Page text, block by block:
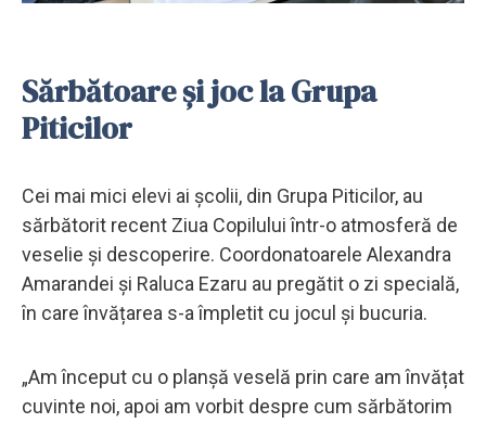
Sărbătoare și joc la Grupa
Piticilor
Cei mai mici elevi ai școlii, din Grupa Piticilor, au
sărbătorit recent Ziua Copilului într-o atmosferă de
veselie și descoperire. Coordonatoarele Alexandra
Amarandei și Raluca Ezaru au pregătit o zi specială,
în care învățarea s-a împletit cu jocul și bucuria.
„Am început cu o planșă veselă prin care am învățat
cuvinte noi, apoi am vorbit despre cum sărbătorim